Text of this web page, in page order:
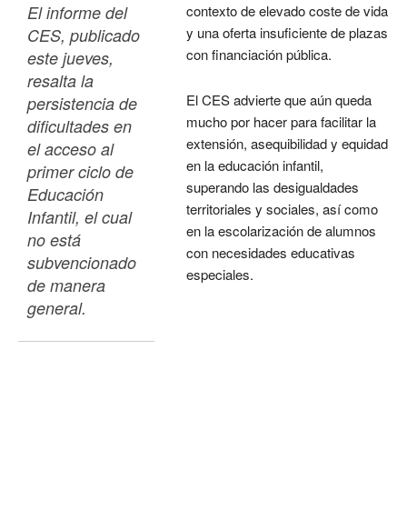
El informe del
CES, publicado
este jueves,
resalta la
persistencia de
dificultades en
el acceso al
primer ciclo de
Educación
Infantil, el cual
no está
subvencionado
de manera
general.
contexto de elevado coste de vida
y una oferta insuficiente de plazas
con financiación pública.
El CES advierte que aún queda
mucho por hacer para facilitar la
extensión, asequibilidad y equidad
en la educación infantil,
superando las desigualdades
territoriales y sociales, así como
en la escolarización de alumnos
con necesidades educativas
especiales.